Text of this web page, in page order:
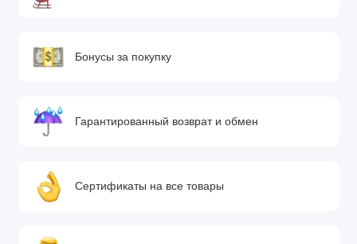
Бонусы за покупку
Гарантированный возврат и обмен
Сертификаты на все товары